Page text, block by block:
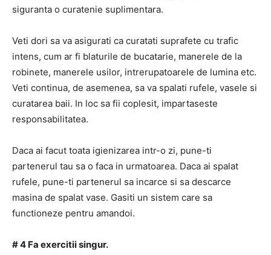
siguranta o curatenie suplimentara.
Veti dori sa va asigurati ca curatati suprafete cu trafic
intens, cum ar fi blaturile de bucatarie, manerele de la
robinete, manerele usilor, intrerupatoarele de lumina etc.
Veti continua, de asemenea, sa va spalati rufele, vasele si
curatarea baii. In loc sa fii coplesit, impartaseste
responsabilitatea.
Daca ai facut toata igienizarea intr-o zi, pune-ti
partenerul tau sa o faca in urmatoarea. Daca ai spalat
rufele, pune-ti partenerul sa incarce si sa descarce
masina de spalat vase. Gasiti un sistem care sa
functioneze pentru amandoi.
# 4 Fa exercitii singur.